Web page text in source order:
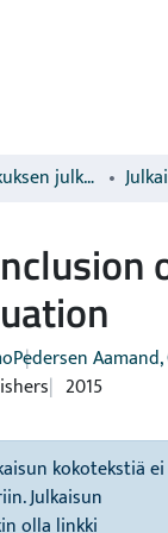
Luonnonvarakeskuksen julkaisut
Pedersen
2015
kokotekstiä ei
Julkaisun
olla linkki